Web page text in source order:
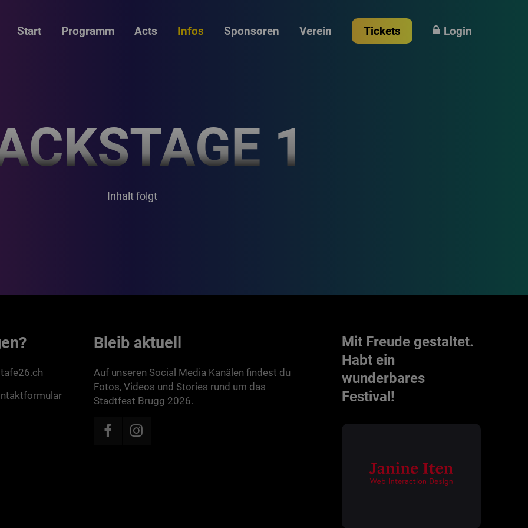
Start Programm Acts Infos Sponsoren Verein Tickets Login
1
Inhalt folgt
Bleib aktuell
Auf unseren Social Media Kanälen findest du
Fotos, Videos und Stories rund um das
Stadtfest Brugg 2026.
Mit Freude gestaltet.
Habt ein
wunderbares
Festival!